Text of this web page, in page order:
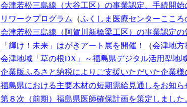
会津若松三島線（大谷工区）の事業認定、手続開始
リワークプログラム （ふくしま医療センターこころ
会津若松三島線（阿賀川新橋梁工区）の事業認定の
「輝け！未来」はがきアート展を開催！ （会津地方
会津地域「草の根DX」～福島県デジタル活用型地
企業版ふるさと納税によりご支援いただいた企業様
福島県における主要木材の短期需給見通しをお知ら
第８次（前期）福島県医師確保計画を策定しました